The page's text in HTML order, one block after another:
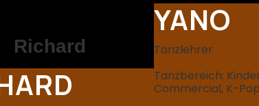
Richard
YANO
Tanzlehrer
Tanzbereich:
Commercial, K-